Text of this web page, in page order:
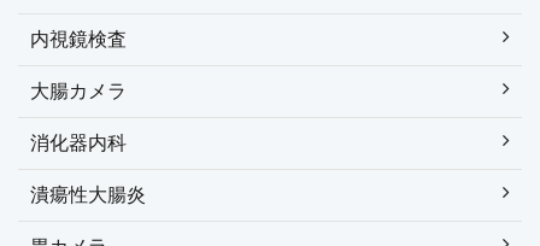
内視鏡検査
大腸カメラ
消化器内科
潰瘍性大腸炎